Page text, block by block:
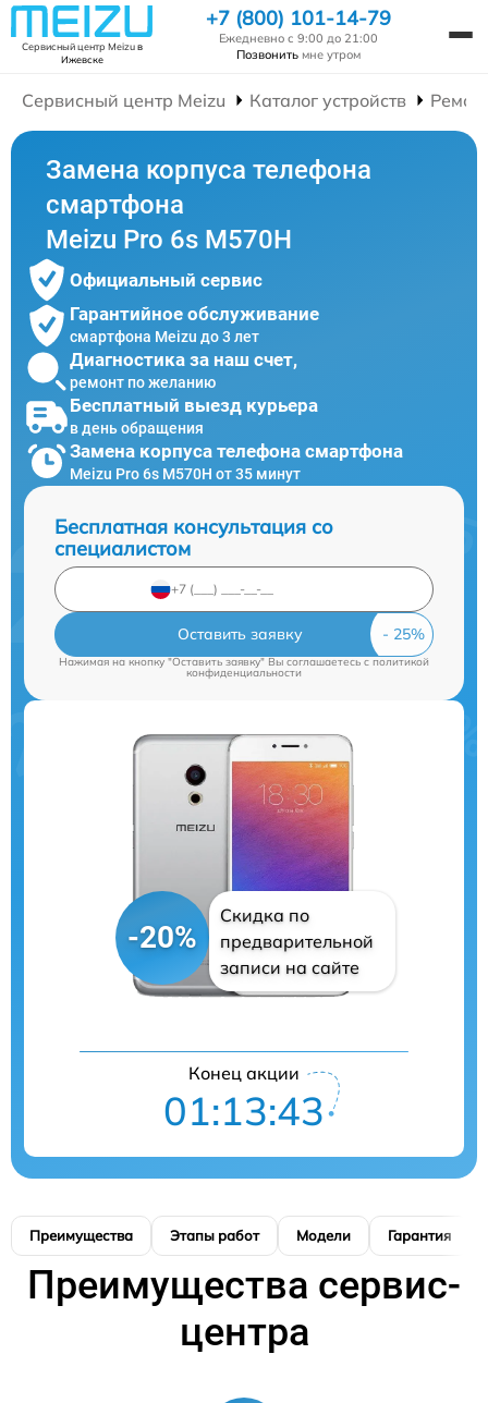
Сервисный центр Meizuв
Ижевске
+7 (800) 101-14-79
Ежедневно с 9:00 до 21:00
Позвонить мне утром
Сервисный центр Meizu Каталог устройств
Замена корпуса телефона
смартфона
Meizu Pro 6s M570H
Официальный сервис
Гарантийное обслуживание
смартфона Meizu до 3 лет
Диагностика за наш счет,
ремонт по желанию
Бесплатный выезд курьера
в день обращения
Замена корпуса телефона смартфона
Meizu Pro 6s M570H от 35 минут
Бесплатная консультация со
специалистом
Оставить заявку
Нажимая на кнопку "Оставить заявку" Вы соглашаетесь cполитикой
конфиденциальности
-20%
Скидка по
предварительной
записи на сайте
Конец акции
01:13:42
Преимущества Этапы работ Модели Гарантия
Преимущества сервис-
центра